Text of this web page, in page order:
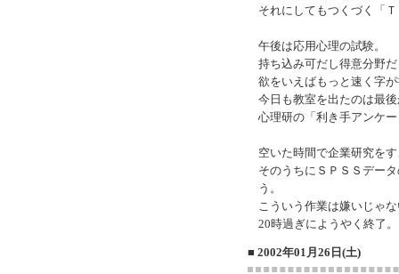
それにしてもつくづく「
午後は応用心理の試験。
持ち込み可だし得意分野
欲をいえばもっと速く字
今日も教室を出たのは最
心理研の「利き手アンケ
空いた時間で企業研究を
そのうちにＳＰＳＳデー
う。
こういう作業は嫌いじゃ
20時過ぎにようやく終了
■ 2002年01月26日(土)